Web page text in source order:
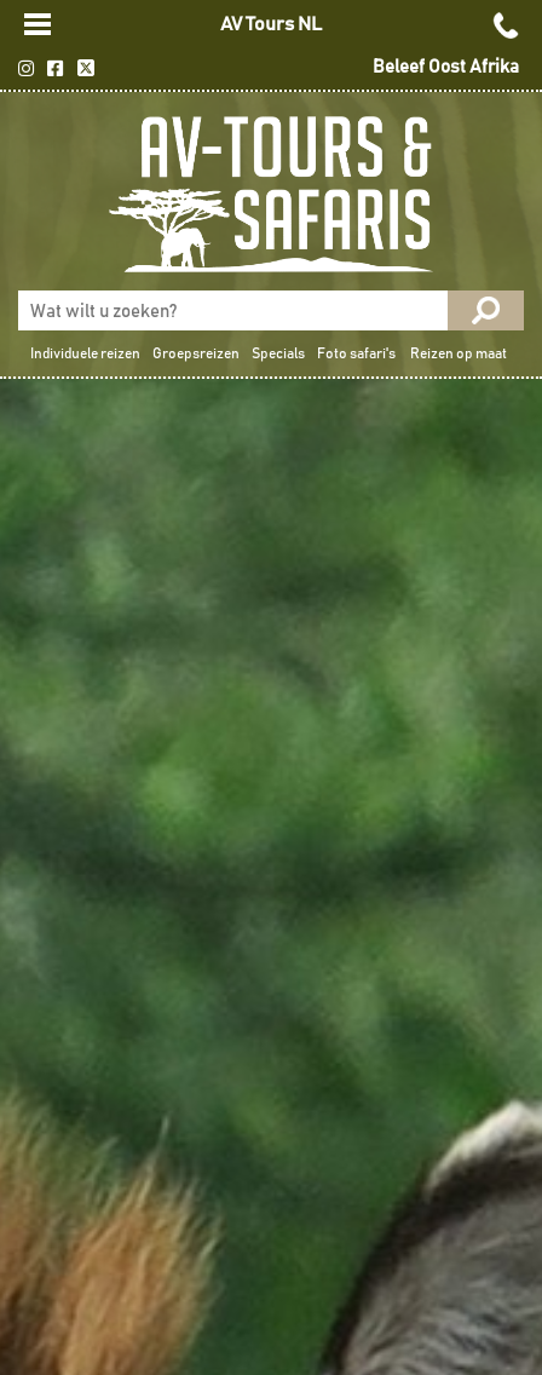
AV Tours NL
Beleef Oost Afrika
Individuele reizen Groepsreizen Specials Foto safari's Reizen op maat